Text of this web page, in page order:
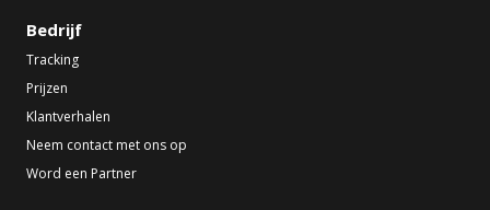
Bedrijf
Tracking
Prijzen
Klantverhalen
Neem contact met ons op
Word een Partner